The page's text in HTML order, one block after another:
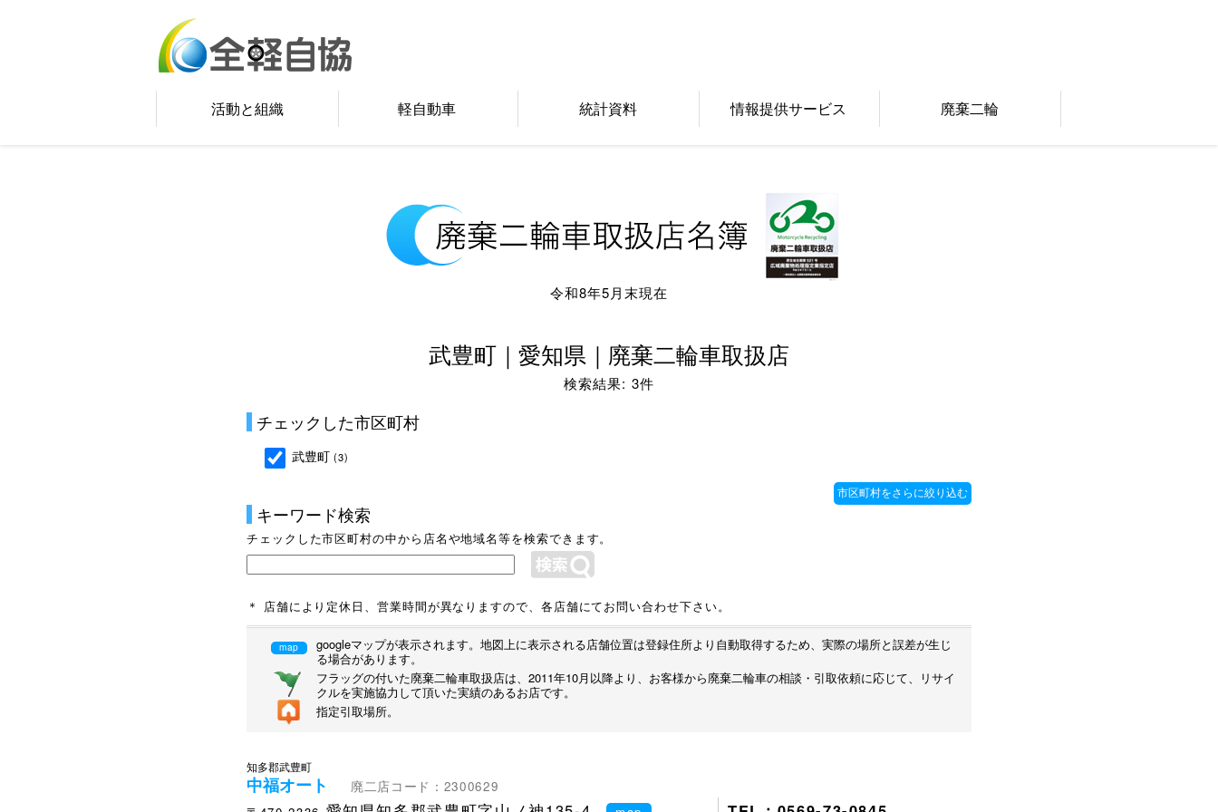
活動と組織 軽自動車 統計資料 情報提供サービス 廃棄二輪
令和8年5月末現在
武豊町｜愛知県｜廃棄二輪車取扱店
検索結果: 3件
チェックした市区町村
武豊町 (3)
キーワード検索
チェックした市区町村の中から店名や地域名等を検索できます。
＊ 店舗により定休日、営業時間が異なりますので、各店舗にてお問い合わせ下さい。
map
googleマップが表示されます。地図上に表示される店舗位置は登録住所より自動取得するため、実際の場所と誤差が生じ
る場合があります。
フラッグの付いた廃棄二輪車取扱店は、2011年10月以降より、お客様から廃棄二輪車の相談・引取依頼に応じて、リサイ
クルを実施協力して頂いた実績のあるお店です。
指定引取場所。
知多郡武豊町
中福オート
廃二店コード：2300629